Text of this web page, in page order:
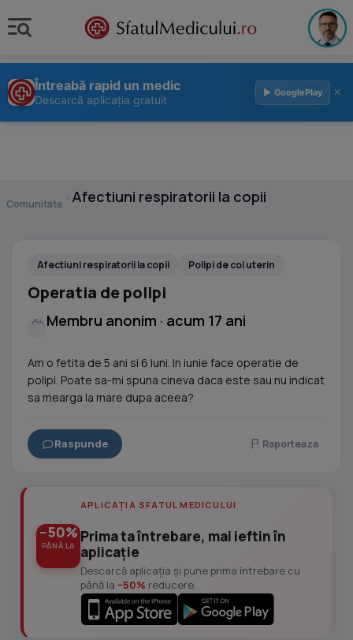
Întreabă rapid un medic
Descarcă aplicația gratuit
▶ GooglePlay ×
Comunitate Afectiuni respiratorii la copii
Afectiuni respiratorii la copii Polipi de col uterin
Operatia de polipi
Membru anonim · acum 17 ani
Am o fetita de 5 ani si 6 luni. In iunie face operatie de
polipi. Poate sa-mi spuna cineva daca este sau nu indicat
sa mearga la mare dupa aceea?
Raspunde Raporteaza
−50%
PÂNĂ LA
APLICAȚIA SFATUL MEDICULUI
Prima ta întrebare, mai ieftin în
aplicație
Descarcă aplicația și pune prima întrebare cu
până la −50% reducere.